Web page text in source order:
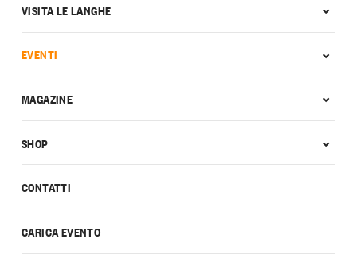
CONTATTI
CARICA EVENTO
VISITA LE LANGHE
EVENTI
MAGAZINE
SHOP